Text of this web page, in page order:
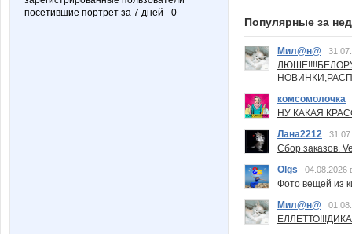
посетившие портрет за 7 дней - 0
Популярные за
Мил@н@
комсомолочка
НУ КАКАЯ
Лана2212
Сбор заказов.
Olgs
04.08.2026
Фото вещей из
Мил@н@